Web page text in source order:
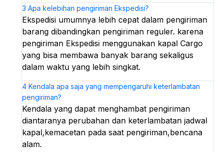
3 Apa kelebihan pengiriman Ekspedisi?
Ekspedisi umumnya lebih cepat dalam pengiriman
barang dibandingkan pengiriman reguler. karena
pengiriman Ekspedisi menggunakan kapal Cargo
yang bisa membawa banyak barang sekaligus
dalam waktu yang lebih singkat.
4 Kendala apa saja yang mempengaruhi keterlambatan
pengiriman?
Kendala yang dapat menghambat pengiriman
diantaranya perubahan dan keterlambatan jadwal
kapal,kemacetan pada saat pengiriman,bencana
alam.